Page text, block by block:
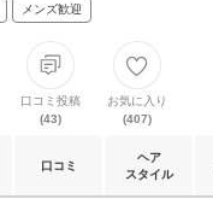
メンズ歓迎
口コミ投稿
(43)
お気に入り
(407)
口コミ
ヘア
スタイル